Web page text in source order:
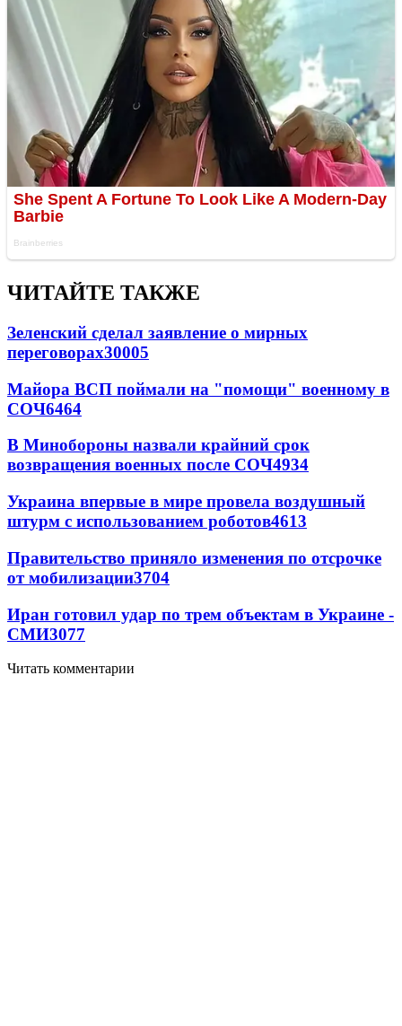
ЧИТАЙТЕ ТАКЖЕ
Зеленский сделал заявление о мирных
переговорах30005
Майора ВСП поймали на "помощи" военному в
СОЧ6464
В Минобороны назвали крайний срок
возвращения военных после СОЧ4934
Украина впервые в мире провела воздушный
штурм с использованием роботов4613
Правительство приняло изменения по отсрочке
от мобилизации3704
Иран готовил удар по трем объектам в Украине -
СМИ3077
Читать комментарии